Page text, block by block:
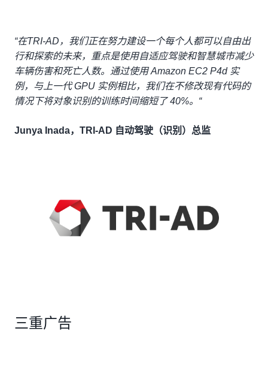
“在TRI-AD，我们正在努力建设一个每个人都可以自由出
行和探索的未来，重点是使用自适应驾驶和智慧城市减少
车辆伤害和死亡人数。通过使用 Amazon EC2 P4d 实
例，与上一代 GPU 实例相比，我们在不修改现有代码的
情况下将对象识别的训练时间缩短了 40%。“
Junya Inada，TRI-AD 自动驾驶（识别）总监
三重广告